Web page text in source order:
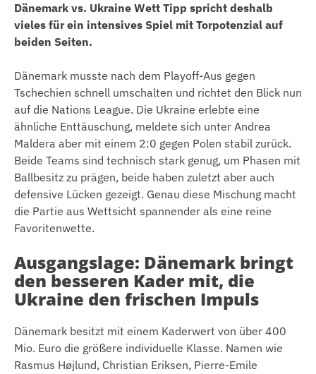
Dänemark vs. Ukraine Wett Tipp spricht deshalb
vieles für ein intensives Spiel mit Torpotenzial auf
beiden Seiten.
Dänemark musste nach dem Playoff-Aus gegen
Tschechien schnell umschalten und richtet den Blick nun
auf die Nations League. Die Ukraine erlebte eine
ähnliche Enttäuschung, meldete sich unter Andrea
Maldera aber mit einem 2:0 gegen Polen stabil zurück.
Beide Teams sind technisch stark genug, um Phasen mit
Ballbesitz zu prägen, beide haben zuletzt aber auch
defensive Lücken gezeigt. Genau diese Mischung macht
die Partie aus Wettsicht spannender als eine reine
Favoritenwette.
Ausgangslage: Dänemark bringt
den besseren Kader mit, die
Ukraine den frischen Impuls
Dänemark besitzt mit einem Kaderwert von über 400
Mio. Euro die größere individuelle Klasse. Namen wie
Rasmus Højlund, Christian Eriksen, Pierre-Emile